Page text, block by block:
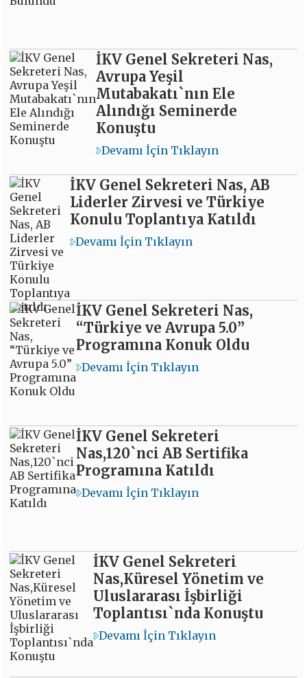
İKV Genel Sekreteri Nas,
Avrupa Yeşil
Mutabakatı`nın Ele
Alındığı Seminerde
Konuştu
Devamı İçin Tıklayın
İKV Genel Sekreteri Nas, AB
Liderler Zirvesi ve Türkiye
Konulu Toplantıya Katıldı
Devamı İçin Tıklayın
İKV Genel Sekreteri Nas,
“Türkiye ve Avrupa 5.0”
Programına Konuk Oldu
Devamı İçin Tıklayın
İKV Genel Sekreteri
Nas,120`nci AB Sertifika
Programına Katıldı
Devamı İçin Tıklayın
İKV Genel Sekreteri
Nas,Küresel Yönetim ve
Uluslararası İşbirliği
Toplantısı`nda Konuştu
Devamı İçin Tıklayın